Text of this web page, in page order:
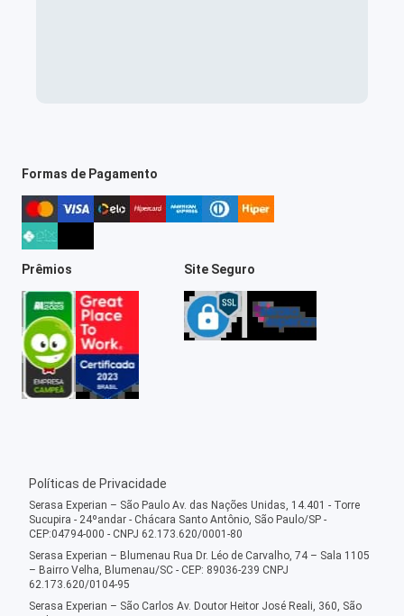
Formas de Pagamento
Prêmios Site Seguro
Políticas de Privacidade
Serasa Experian – São Paulo Av. das Nações Unidas, 14.401 - Torre
Sucupira - 24ºandar - Chácara Santo Antônio, São Paulo/SP -
CEP:04794-000 - CNPJ 62.173.620/0001-80
Serasa Experian – Blumenau Rua Dr. Léo de Carvalho, 74 – Sala 1105
– Bairro Velha, Blumenau/SC - CEP: 89036-239 CNPJ
62.173.620/0104-95
Serasa Experian – São Carlos Av. Doutor Heitor José Reali, 360, São